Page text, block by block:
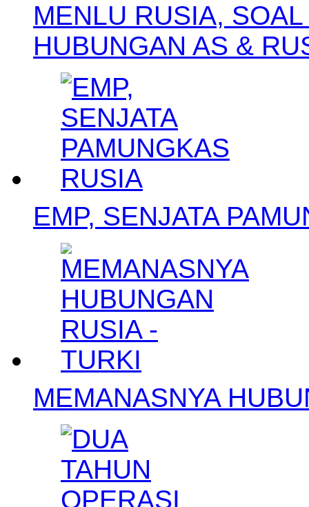
MENLU RUSIA,
HUBUNGAN AS &
EMP, SENJATA
MEMANASNYA